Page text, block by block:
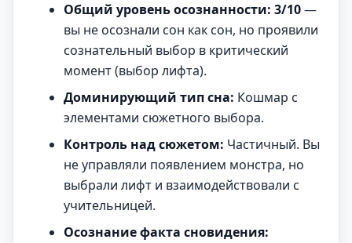
Общий уровень осознанности: 3/10—
вы не осознали сон как сон, но проявили
сознательный выбор в критический
момент (выбор лифта).
Доминирующий тип сна: Кошмар с
элементами сюжетного выбора.
Контроль над сюжетом: Частичный. Вы
не управляли появлением монстра, но
выбрали лифт и взаимодействовали с
учительницей.
Осознание факта сновидения: